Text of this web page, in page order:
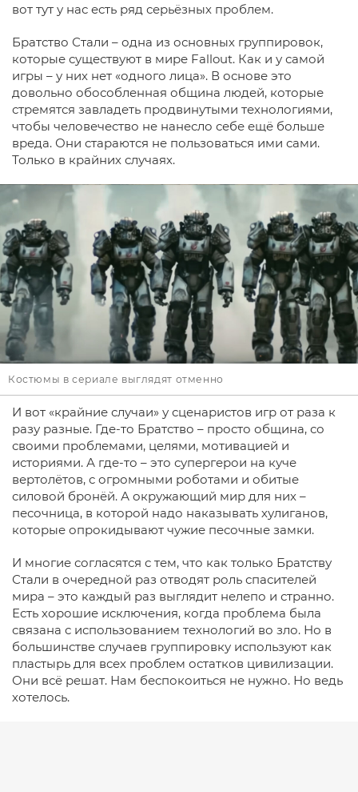
вот тут у нас есть ряд серьёзных проблем.
Братство Стали – одна из основных группировок,
которые существуют в мире Fallout. Как и у самой
игры – у них нет «одного лица». В основе это
довольно обособленная община людей, которые
стремятся завладеть продвинутыми технологиями,
чтобы человечество не нанесло себе ещё больше
вреда. Они стараются не пользоваться ими сами.
Только в крайних случаях.
Костюмы в сериале выглядят отменно
И вот «крайние случаи» у сценаристов игр от раза к
разу разные. Где-то Братство – просто община, со
своими проблемами, целями, мотивацией и
историями. А где-то – это супергерои на куче
вертолётов, с огромными роботами и обитые
силовой бронёй. А окружающий мир для них –
песочница, в которой надо наказывать хулиганов,
которые опрокидывают чужие песочные замки.
И многие согласятся с тем, что как только Братству
Стали в очередной раз отводят роль спасителей
мира – это каждый раз выглядит нелепо и странно.
Есть хорошие исключения, когда проблема была
связана с использованием технологий во зло. Но в
большинстве случаев группировку используют как
пластырь для всех проблем остатков цивилизации.
Они всё решат. Нам беспокоиться не нужно. Но ведь
хотелось.